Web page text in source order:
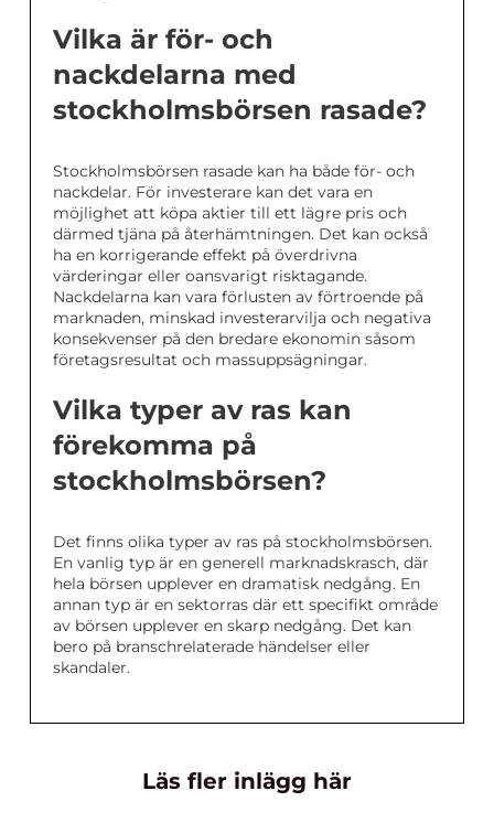
Vilka är för- och
nackdelarna med
stockholmsbörsen rasade?
Stockholmsbörsen rasade kan ha både för- och
nackdelar. För investerare kan det vara en
möjlighet att köpa aktier till ett lägre pris och
därmed tjäna på återhämtningen. Det kan också
ha en korrigerande effekt på överdrivna
värderingar eller oansvarigt risktagande.
Nackdelarna kan vara förlusten av förtroende på
marknaden, minskad investerarvilja och negativa
konsekvenser på den bredare ekonomin såsom
företagsresultat och massuppsägningar.
Vilka typer av ras kan
förekomma på
stockholmsbörsen?
Det finns olika typer av ras på stockholmsbörsen.
En vanlig typ är en generell marknadskrasch, där
hela börsen upplever en dramatisk nedgång. En
annan typ är en sektorras där ett specifikt område
av börsen upplever en skarp nedgång. Det kan
bero på branschrelaterade händelser eller
skandaler.
Läs fler inlägg här